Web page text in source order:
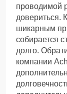
проводимой
довериться.
шикарным
собирается
долго.
компании